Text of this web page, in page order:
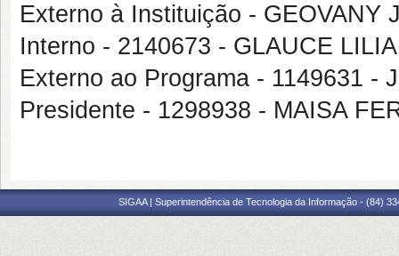
Externo à Instituição - GEOVANY
Interno - 2140673 - GLAUCE
Externo ao Programa - 1149631 -
Presidente - 1298938 - MAISA
SIGAA | Superintendência de Tecnologia da Informação - (84)